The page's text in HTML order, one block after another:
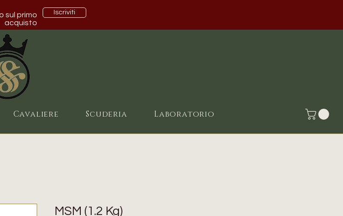
sul primo
acquisto
Iscriviti
Cavaliere Scuderia Laboratorio
MSM (1.2 Kg)